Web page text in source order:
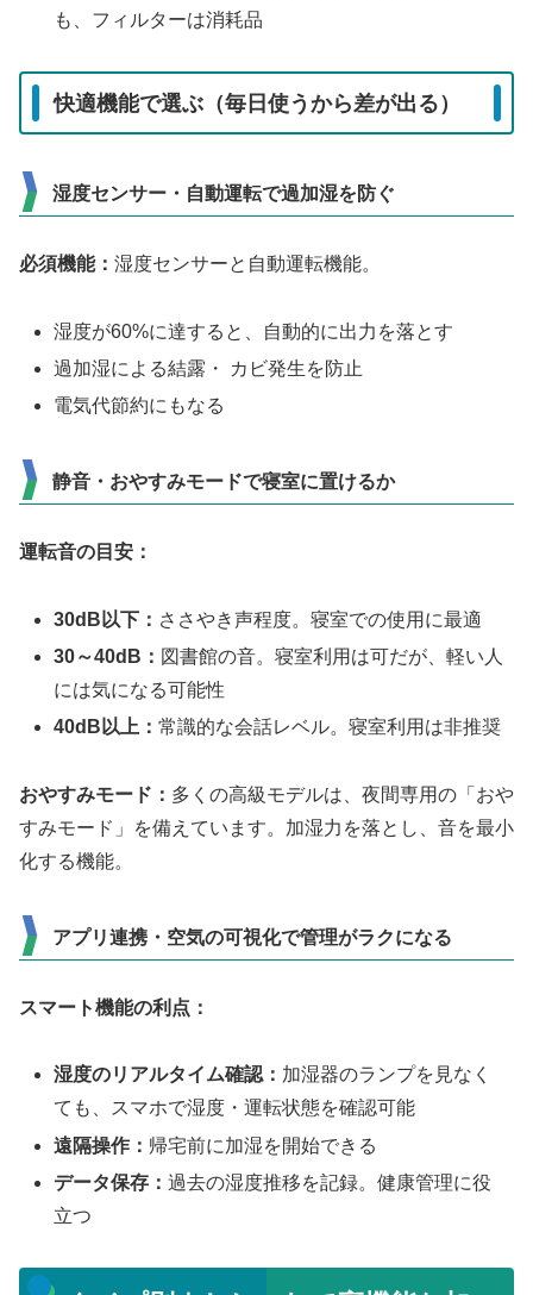
も、フィルターは消耗品
快適機能で選ぶ（毎日使うから差が出る）
湿度センサー・自動運転で過加湿を防ぐ
必須機能： 湿度センサーと自動運転機能。
湿度が60%に達すると、自動的に出力を落とす
過加湿による結露・ カビ発生を防止
電気代節約にもなる
静音・おやすみモードで寝室に置けるか
運転音の目安：
30dB以下： ささやき声程度。寝室での使用に最適
30～40dB： 図書館の音。寝室利用は可だが、軽い人
には気になる可能性
40dB以上：常識的な会話レベル。寝室利用は非推奨
おやすみモード： 多くの高級モデルは、夜間専用の「おや
すみモード」を備えています。加湿力を落とし、音を最小
化する機能。
アプリ連携・空気の可視化で管理がラクになる
スマート機能の利点：
湿度のリアルタイム確認： 加湿器のランプを見なく
ても、スマホで湿度・運転状態を確認可能
遠隔操作： 帰宅前に加湿を開始できる
データ保存：過去の湿度推移を記録。健康管理に役
立つ